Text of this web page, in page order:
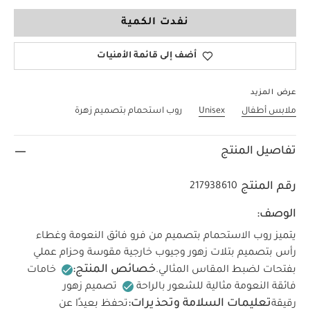
نفدت الكمية
أضف إلى قائمة الأمنيات
عرض المزيد
ملابس أطفال Unisex روب استحمام بتصميم زهرة
تفاصيل المنتج
رقم المنتج 217938610
الوصف:
يتميز روب الاستحمام بتصميم من فرو فائق النعومة وغطاء
رأس بتصميم بتلات زهور وجيوب خارجية مقوسة وحزام عملي
بفتحات لضبط المقاس المثالي.خصائص المنتج:
خامات
فائقة النعومة مثالية للشعور بالراحة
تصميم زهور
رقيقةتعليمات السلامة وتحذيرات:تحفظ بعيدًا عن